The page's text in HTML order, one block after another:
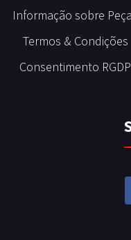
Informação sobre
Termos & Condições
Consentimento RGDP